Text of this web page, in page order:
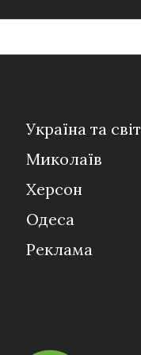
Україна та світ
Миколаїв
Херсон
Одеса
Реклама